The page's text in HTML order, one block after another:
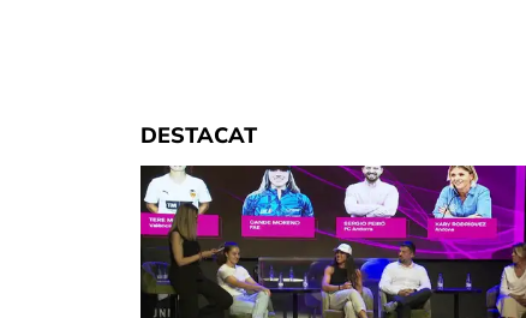
DESTACAT